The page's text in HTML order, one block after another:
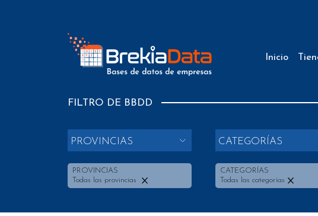
Inicio
FILTRO DE BBDD
PROVINCIAS
PROVINCIAS
Todas las provincias
CATEGORÍAS
CATEGORÍAS
Todas las categorías